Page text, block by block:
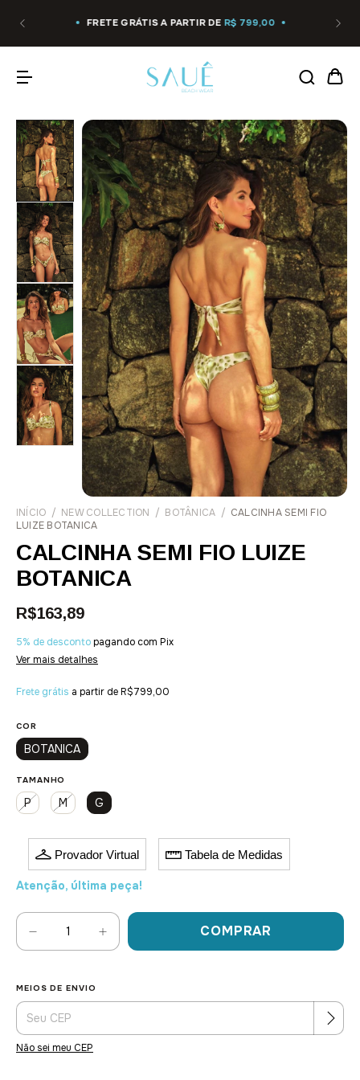
FRETE GRÁTIS A PARTIR DE R$ 799,00
INÍCIO / NEW COLLECTION / BOTÂNICA / CALCINHA SEMI FIO
LUIZE BOTANICA
CALCINHA SEMI FIO LUIZE
BOTANICA
R$163,89
5% de descontopagando com Pix
Ver mais detalhes
Frete grátis a partir deR$799,00
COR
BOTANICA
TAMANHO
P M G
Provador Virtual Tabela de Medidas
Atenção, última peça!
Entregas para o CEP:
MEIOS DE ENVIO
Não sei meu CEP